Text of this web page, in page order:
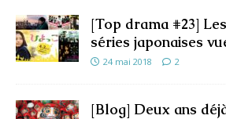
[Top drama #23]
séries japonaises
24 mai 2018 2
[Blog] Deux ans